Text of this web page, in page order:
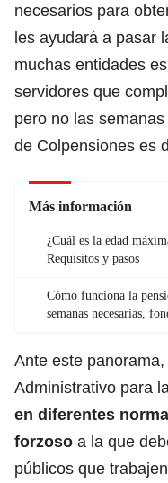
necesarios para
les ayudará a pasar
muchas entidades
servidores que
pero no las
de Colpensiones es
Más información
¿Cuál es la edad
Requisitos y pasos
Cómo funciona la
semanas necesarias,
Ante este
Administrativo para
en diferentes
forzoso a la que
públicos que